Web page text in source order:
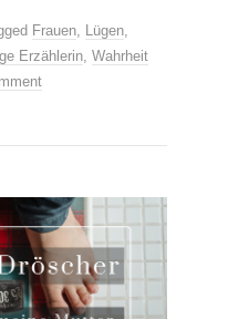
Frauen Lügen
Erzählerin Wahrheit